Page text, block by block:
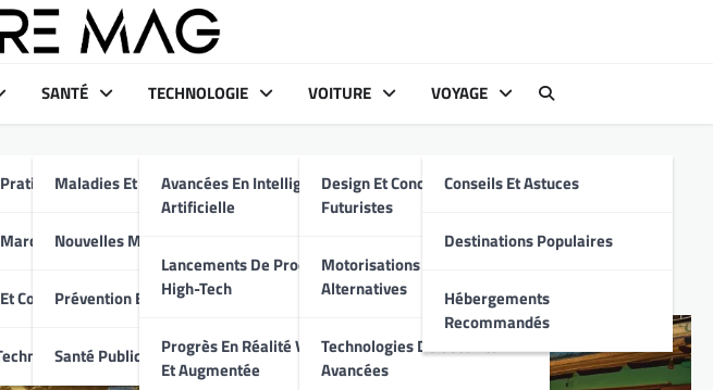
Conférences
SANTÉ
Maladies Et Traitements
Nouvelles Médicales
Prévention Et Bien-Être
Santé Publique
TECHNOLOGIE
Avancées En Intelligence
Artificielle
Lancements De Produits
High-Tech
Progrès En Réalité Virtuelle
Et Augmentée
VOITURE
Design Et Conception
Futuristes
Motorisations Hybrides Et
Alternatives
Technologies De Sécurité
Avancées
VOYAGE
Conseils Et Astuces
Destinations Populaires
Hébergements
Recommandés
: les nouveaux hotspots
en 2025